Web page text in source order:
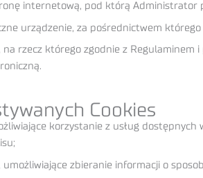
internetową, pod którą Administrator
urządzenie, za pośrednictwem
rzecz którego zgodnie z Regulaminem
Cookies
korzystanie z usług
umożliwiające zbieranie informacji o